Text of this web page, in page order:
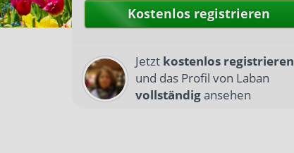
Kostenlos registrieren
Jetzt kostenlos registrieren
und das Profil von Laban
vollständigansehen